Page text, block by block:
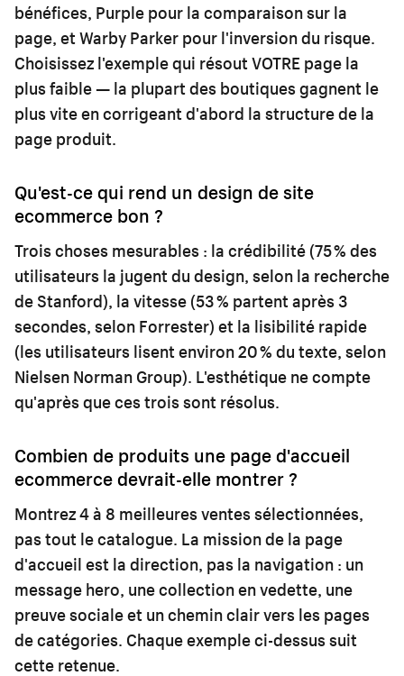
bénéfices, Purple pour la comparaison sur la
page, et Warby Parker pour l'inversion du risque.
Choisissez l'exemple qui résout VOTRE page la
plus faible — la plupart des boutiques gagnent le
plus vite en corrigeant d'abord la structure de la
page produit.
Qu'est-ce qui rend un design de site
ecommerce bon ?
Trois choses mesurables : la crédibilité (75 % des
utilisateurs la jugent du design, selon la recherche
de Stanford), la vitesse (53 % partent après 3
secondes, selon Forrester) et la lisibilité rapide
(les utilisateurs lisent environ 20 % du texte, selon
Nielsen Norman Group). L'esthétique ne compte
qu'après que ces trois sont résolus.
Combien de produits une page d'accueil
ecommerce devrait-elle montrer ?
Montrez 4 à 8 meilleures ventes sélectionnées,
pas tout le catalogue. La mission de la page
d'accueil est la direction, pas la navigation : un
message hero, une collection en vedette, une
preuve sociale et un chemin clair vers les pages
de catégories. Chaque exemple ci-dessus suit
cette retenue.